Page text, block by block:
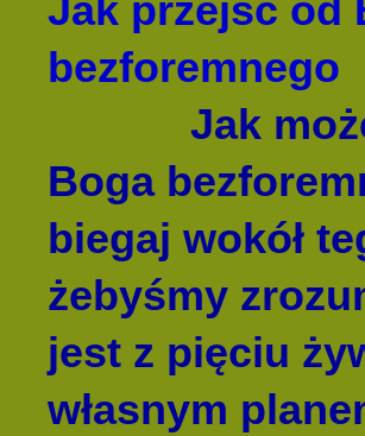
Jak przejść od
bezforemnego
Jak
Boga
biegaj wokół
żebyśmy
jest z pięciu
własnym